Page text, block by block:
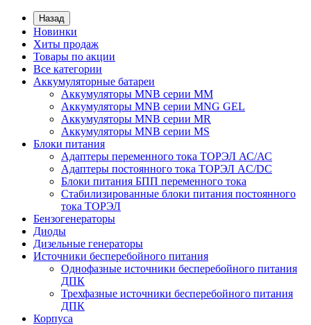
Назад
Новинки
Хиты продаж
Товары по акции
Все категории
Аккумуляторные батареи
Аккумуляторы MNB серии MM
Аккумуляторы MNB серии MNG GEL
Аккумуляторы MNB серии MR
Аккумуляторы MNB серии MS
Блоки питания
Адаптеры переменного тока ТОРЭЛ АС/АС
Адаптеры постоянного тока ТОРЭЛ AC/DC
Блоки питания БПП переменного тока
Стабилизированные блоки питания постоянного
тока ТОРЭЛ
Бензогенераторы
Диоды
Дизельные генераторы
Источники бесперебойного питания
Однофазные источники бесперебойного питания
ДПК
Трехфазные источники бесперебойного питания
ДПК
Корпуса